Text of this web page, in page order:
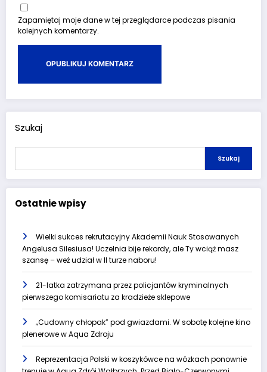
Zapamiętaj moje dane w tej przeglądarce podczas pisania
kolejnych komentarzy.
Szukaj
Szukaj
Ostatnie wpisy
Wielki sukces rekrutacyjny Akademii Nauk Stosowanych
Angelusa Silesiusa! Uczelnia bije rekordy, ale Ty wciąż masz
szansę – weź udział w II turze naboru!
21-latka zatrzymana przez policjantów kryminalnych
pierwszego komisariatu za kradzieże sklepowe
„Cudowny chłopak” pod gwiazdami. W sobotę kolejne kino
plenerowe w Aqua Zdroju
Reprezentacja Polski w koszykówce na wózkach ponownie